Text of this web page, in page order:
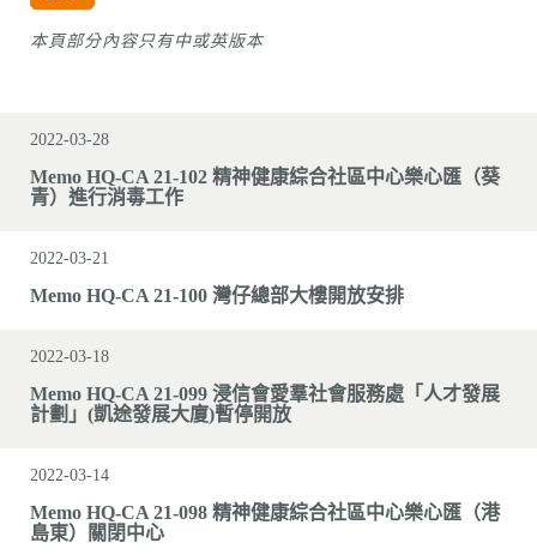
本頁部分內容只有中或英版本
2022-03-28
Memo HQ-CA 21-102 精神健康綜合社區中心樂心匯（葵
青）進行消毒工作
2022-03-21
Memo HQ-CA 21-100 灣仔總部大樓開放安排
2022-03-18
Memo HQ-CA 21-099 浸信會愛羣社會服務處「人才發展
計劃」(凱途發展大廈)暫停開放
2022-03-14
Memo HQ-CA 21-098 精神健康綜合社區中心樂心匯（港
島東）關閉中心